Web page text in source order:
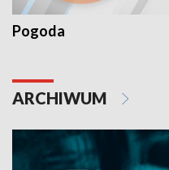
Pogoda
ARCHIWUM